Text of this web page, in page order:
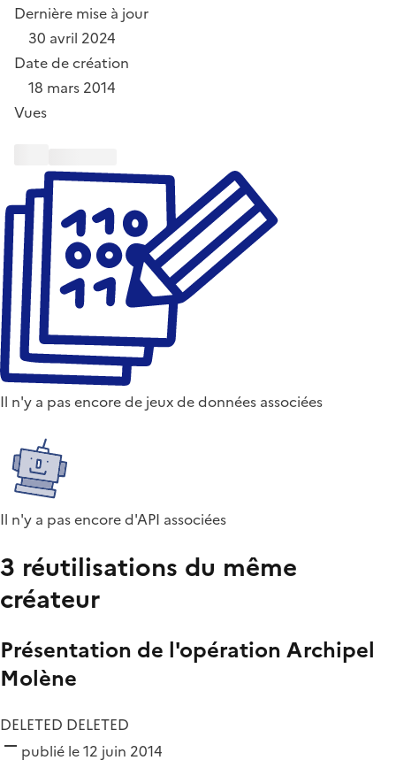
Dernière mise à jour
30 avril 2024
Date de création
18 mars 2014
Vues
Il n'y a pas encore de jeux de données associées
Il n'y a pas encore d'API associées
3 réutilisations du même
créateur
Présentation de l'opération Archipel
Molène
DELETED DELETED
publié le 12 juin 2014